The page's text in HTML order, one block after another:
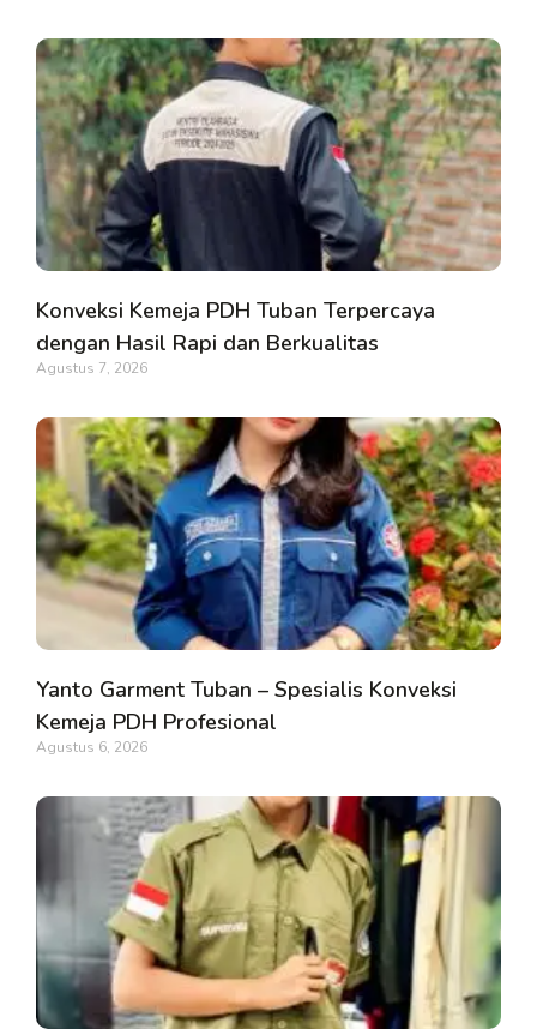
Konveksi Kemeja PDH Tuban Terpercaya
dengan Hasil Rapi dan Berkualitas
Agustus 7, 2026
Yanto Garment Tuban – Spesialis Konveksi
Kemeja PDH Profesional
Agustus 6, 2026